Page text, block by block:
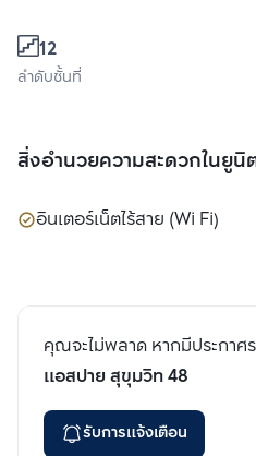
12
ลำดับชั้นที่
สิ่งอำนวยความสะดวกในยูนิ
อินเตอร์เน็ตไร้สาย (Wi Fi)
คุณจะไม่พลาด หากมีประกาศ
แอสปาย สุขุมวิท 48
รับการแจ้งเตือน